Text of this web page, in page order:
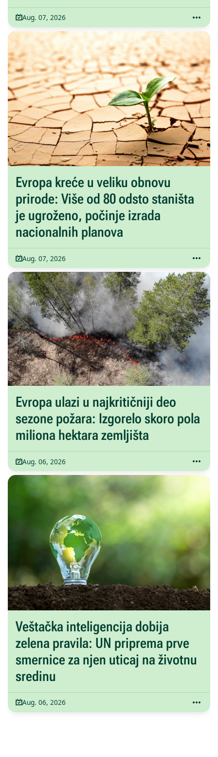
Aug. 07, 2026
Evropa kreće u veliku obnovu
prirode: Više od 80 odsto staništa
je ugroženo, počinje izrada
nacionalnih planova
Aug. 07, 2026
Evropa ulazi u najkritičniji deo
sezone požara: Izgorelo skoro pola
miliona hektara zemljišta
Aug. 06, 2026
Veštačka inteligencija dobija
zelena pravila: UN priprema prve
smernice za njen uticaj na životnu
sredinu
Aug. 06, 2026